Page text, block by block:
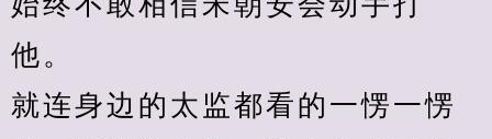
他。
就连身边的太监都看的一愣一愣